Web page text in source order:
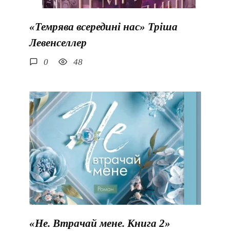
«Темрява всередині нас» Тріша
Левенселлер
0 48
«Не. Втрачай мене. Книга 2»